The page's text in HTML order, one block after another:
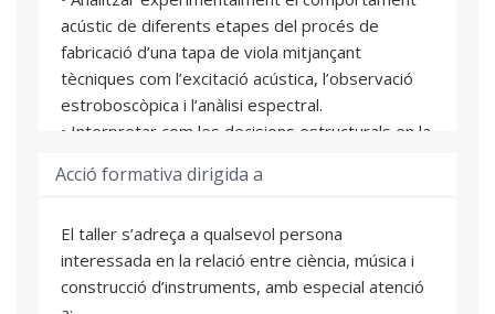
acústic de diferents etapes del procés de
fabricació d’una tapa de viola mitjançant
tècniques com l’excitació acústica, l’observació
estroboscòpica i l’anàlisi espectral.
• Interpretar com les decisions estructurals en la
resposta vibratòria i sonora de l’instrument.
l’evolució acústica d’un instrument des de la fase
de placa rectangular fins a la seua forma
definitiva muntada.
Acció formativa dirigida a
El taller s’adreça a qualsevol persona
interessada en la relació entre ciència, música i
construcció d’instruments, amb especial atenció